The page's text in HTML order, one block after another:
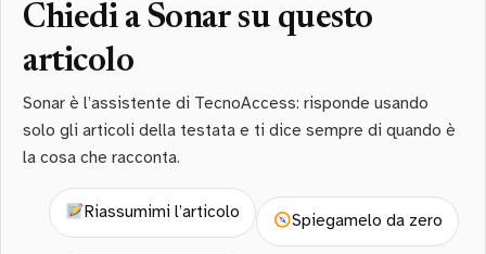
Chiedi a Sonar su questo
articolo
Sonar è l’assistente di TecnoAccess: risponde usando
solo gli articoli della testata e ti dice sempre di quando è
la cosa che racconta.
Riassumimi l’articolo Spiegamelo da zero